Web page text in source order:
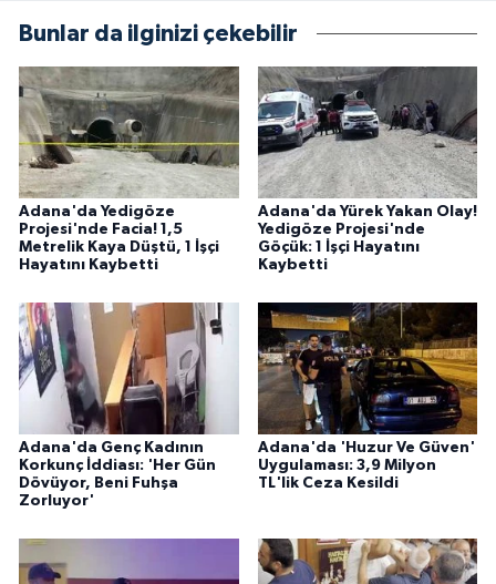
Bunlar da ilginizi çekebilir
Adana'da Yedigöze
Projesi'nde Facia! 1,5
Metrelik Kaya Düştü, 1 İşçi
Hayatını Kaybetti
Adana'da Yürek Yakan Olay!
Yedigöze Projesi'nde
Göçük: 1 İşçi Hayatını
Kaybetti
Adana'da Genç Kadının
Korkunç İddiası: 'Her Gün
Dövüyor, Beni Fuhşa
Zorluyor'
Adana'da 'Huzur Ve Güven'
Uygulaması: 3,9 Milyon
TL'lik Ceza Kesildi